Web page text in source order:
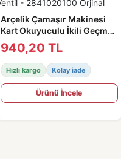
Arçelik Çamaşır Makinesi
Kart Okuyuculu İkili Geçme
Ventil - 2841020100 Orjinal
940,20 TL
Hızlı kargo Kolay iade
Ürünü İncele